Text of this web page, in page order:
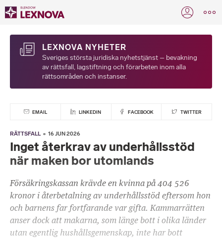
LEXNOVA NYHETER
Sveriges största juridiska nyhetstjänst – bevakning
av rättsfall, lagstiftning och förarbeten inom alla
rättsområden och instanser.
EMAIL LINKEDIN FACEBOOK TWITTER
RÄTTSFALL 16 JUN 2026
Inget återkrav av underhållsstöd
när maken bor utomlands
Försäkringskassan krävde en kvinna på 404 526
kronor i återbetalning av underhållsstöd eftersom hon
och barnens far fortfarande var gifta. Kammarrätten
anser dock att makarna, som länge bott i olika länder
utan egentlig hushållsgemenskap, inte har bott